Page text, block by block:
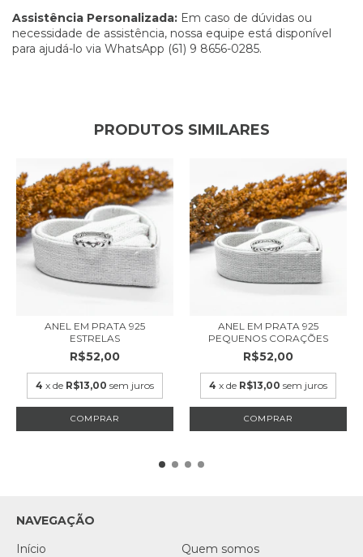
Assistência Personalizada: Em caso de dúvidas ou
necessidade de assistência, nossa equipe está disponível
para ajudá-lo via WhatsApp (61) 9 8656-0285.
PRODUTOS SIMILARES
ANEL EM PRATA 925
ESTRELAS
R$52,00
4 x de R$13,00 sem juros
COMPRAR
ANEL EM PRATA 925
PEQUENOS CORAÇÕES
R$52,00
4 x de R$13,00 sem juros
COMPRAR
NAVEGAÇÃO
Início
Quem somos